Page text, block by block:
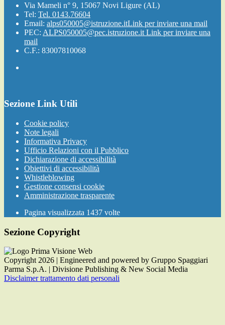
Via Mameli n° 9, 15067 Novi Ligure (AL)
Tel: Tel. 0143.76604
Email: alps050005@istruzione.itLink per inviare una mail
PEC: ALPS050005@pec.istruzione.it Link per inviare una
mail
C.F.: 83007810068
Sezione Link Utili
Cookie policy
Note legali
Informativa Privacy
Ufficio Relazioni con il Pubblico
Dichiarazione di accessibilità
Obiettivi di accessibilità
Whistleblowing
Gestione consensi cookie
Amministrazione trasparente
Pagina visualizzata 1437 volte
Sezione Copyright
Copyright 2026 | Engineered and powered by Gruppo Spaggiari
Parma S.p.A. | Divisione Publishing & New Social Media
Disclaimer trattamento dati personali